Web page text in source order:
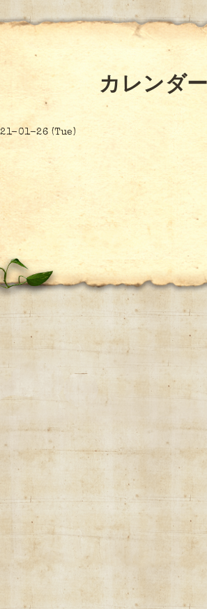
カレンダ
01-26 (Tue)